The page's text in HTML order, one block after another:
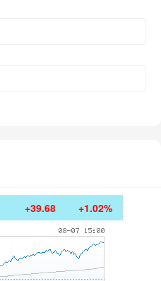
+39.68 +1.02%